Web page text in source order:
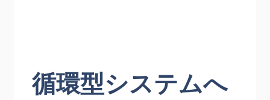
循環型システムへ